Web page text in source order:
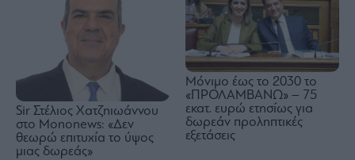
Sir Στέλιος Χατζηιωάννου
στο Mononews: «Δεν
θεωρώ επιτυχία το ύψος
μιας δωρεάς»
Μόνιμο έως το 2030 το
«ΠΡΟΛΑΜΒΑΝΩ» – 75
εκατ. ευρώ ετησίως για
δωρεάν προληπτικές
εξετάσεις